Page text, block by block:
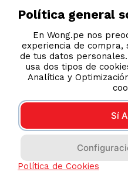
Esta tienda usa Niubiz
Política general
En Wong.pe nos
experiencia de compra,
de tus datos
usa dos tipos de
Analítica y
Sí
Política de Cookies